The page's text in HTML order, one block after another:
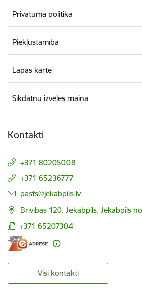
Privātuma politika
Piekļūstamība
Lapas karte
Sīkdatņu izvēles maiņa
Kontakti
+371 80205008
+371 65236777
E-pasts:
pasts@jekabpils.lv
Brīvības 120, Jēkabpils, Jēkabpils
+371 65207304
Visi kontakti